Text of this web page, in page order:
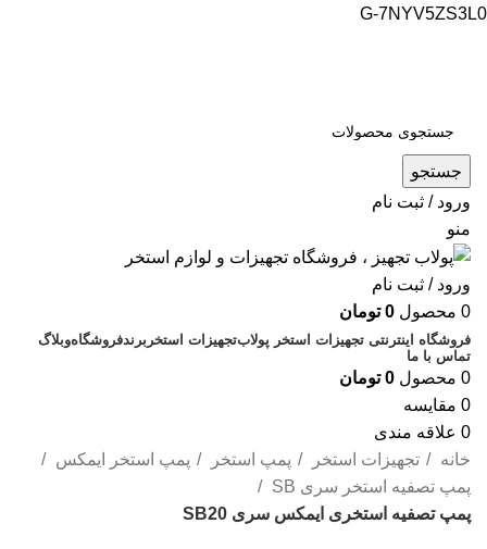
G-7NYV5ZS3L0
جستجو
ورود / ثبت نام
منو
ورود / ثبت نام
0 محصول 0 تومان
فروشگاه اینترنتی تجهیزات استخر پولابتجهیزات استخر برندفروشگاهوبلاگ
تماس با ما
0 محصول 0 تومان
0 مقایسه
0 علاقه مندی
خانه
تجهیزات استخر پمپ استخر
پمپ استخر ایمکس
پمپ تصفیه استخر سری SB
پمپ تصفیه استخری ایمکس سری SB20